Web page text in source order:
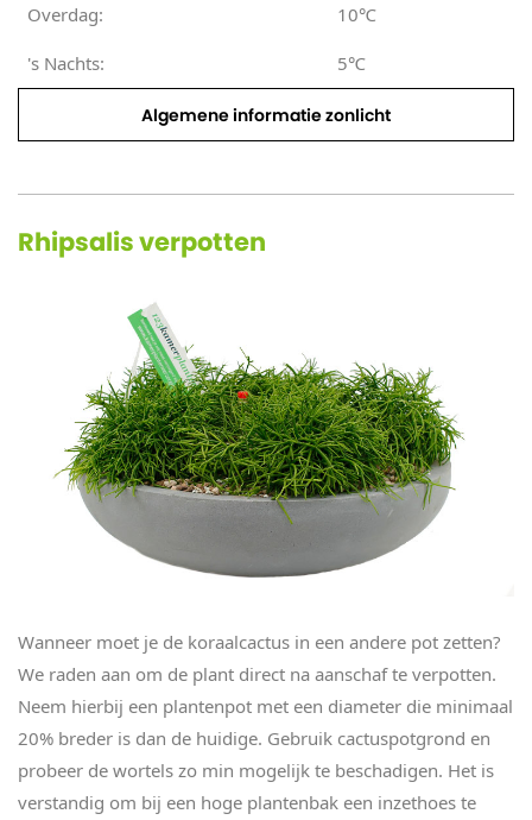
Overdag: 10℃
's Nachts: 5℃
Algemene informatie zonlicht
Rhipsalis verpotten
Wanneer moet je de koraalcactus in een andere pot zetten?
We raden aan om de plant direct na aanschaf te verpotten.
Neem hierbij een plantenpot met een diameter die minimaal
20% breder is dan de huidige. Gebruik cactuspotgrond en
probeer de wortels zo min mogelijk te beschadigen. Het is
verstandig om bij een hoge plantenbak een inzethoes te